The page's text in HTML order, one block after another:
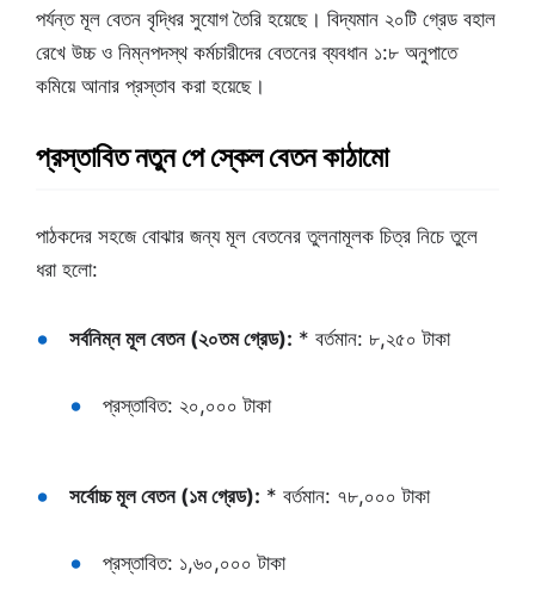
পর্যন্ত মূল বেতন বৃদ্ধির সুযোগ তৈরি হয়েছে। বিদ্যমান ২০টি গ্রেড বহাল
রেখে উচ্চ ও নিম্নপদস্থ কর্মচারীদের বেতনের ব্যবধান ১:৮ অনুপাতে
কমিয়ে আনার প্রস্তাব করা হয়েছে।
প্রস্তাবিত নতুন পে স্কেল বেতন কাঠামো
পাঠকদের সহজে বোঝার জন্য মূল বেতনের তুলনামূলক চিত্র নিচে তুলে
ধরা হলো:
সর্বনিম্ন মূল বেতন (২০তম গ্রেড): * বর্তমান: ৮,২৫০ টাকা
প্রস্তাবিত: ২০,০০০ টাকা
সর্বোচ্চ মূল বেতন (১ম গ্রেড): * বর্তমান: ৭৮,০০০ টাকা
প্রস্তাবিত: ১,৬০,০০০ টাকা